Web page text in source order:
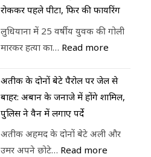
रोककर पहले पीटा, फिर की फायरिंग
लुधियाना में 25 वर्षीय युवक की गोली
मारकर हत्या का… Read more
अतीक के दोनों बेटे पैरोल पर जेल से
बाहर: अबान के जनाजे में होंगे शामिल,
पुलिस ने वैन में लगाए पर्दे
अतीक अहमद के दोनों बेटे अली और
उमर अपने छोटे… Read more